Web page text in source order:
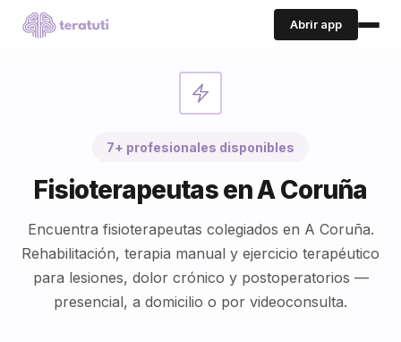
Abrir app
7+ profesionales disponibles
Fisioterapeutas en A Coruña
Encuentra fisioterapeutas colegiados en A Coruña.
Rehabilitación, terapia manual y ejercicio terapéutico
para lesiones, dolor crónico y postoperatorios —
presencial, a domicilio o por videoconsulta.